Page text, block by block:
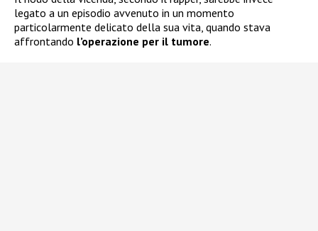
legato a un episodio avvenuto in un momento
particolarmente delicato della sua vita, quando stava
affrontando l’operazione per il tumore.